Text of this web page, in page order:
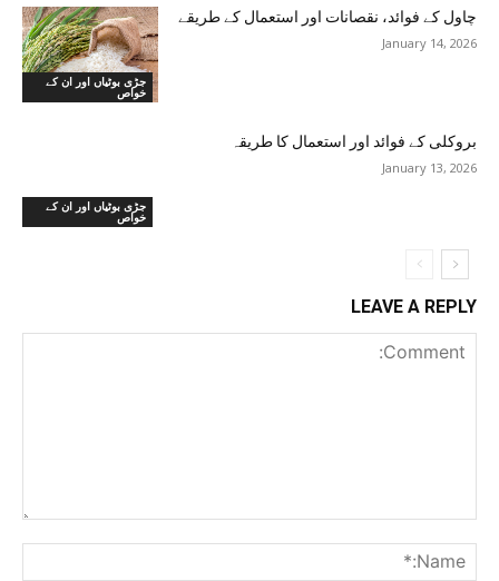
جڑی بوٹیاں اور ان کے
خواص
چاول کے فوائد، نقصانات اور استعمال کے طریقے
January 14, 2026
جڑی بوٹیاں اور ان کے
خواص
بروکلی کے فوائد اور استعمال کا طریقہ
January 13, 2026
LEAVE A REPLY